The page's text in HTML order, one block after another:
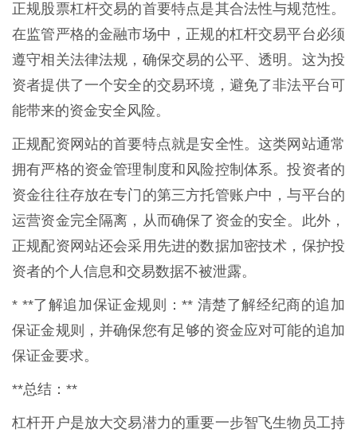
正规股票杠杆交易的首要特点是其合法性与规范性。
在监管严格的金融市场中，正规的杠杆交易平台必须
遵守相关法律法规，确保交易的公平、透明。这为投
资者提供了一个安全的交易环境，避免了非法平台可
能带来的资金安全风险。
正规配资网站的首要特点就是安全性。这类网站通常
拥有严格的资金管理制度和风险控制体系。投资者的
资金往往存放在专门的第三方托管账户中，与平台的
运营资金完全隔离，从而确保了资金的安全。此外，
正规配资网站还会采用先进的数据加密技术，保护投
资者的个人信息和交易数据不被泄露。
* **了解追加保证金规则：** 清楚了解经纪商的追加
保证金规则，并确保您有足够的资金应对可能的追加
保证金要求。
**总结：**
杠杆开户是放大交易潜力的重要一步智飞生物员工持